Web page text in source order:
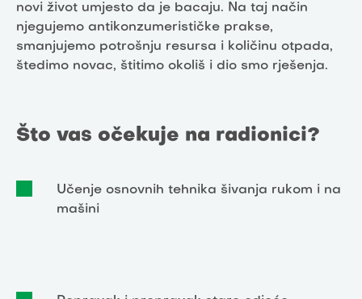
novi život umjesto da je bacaju. Na taj način
njegujemo antikonzumerističke prakse,
smanjujemo potrošnju resursa i količinu otpada,
štedimo novac, štitimo okoliš i dio smo rješenja.
Što vas očekuje na radionici?
Učenje osnovnih tehnika šivanja rukom i na
mašini